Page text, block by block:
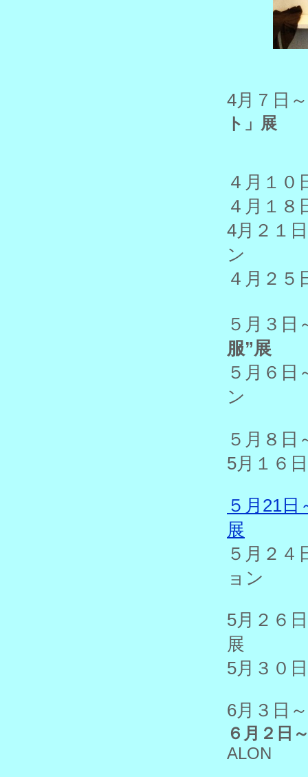
4月７日
ト」展
４月
４月１
4月２
ン
４月２
５月
服”展
５月
ン
５月
5月１
５月
展
５月２
ョン
5月２
展
5月３
6月
６月
ALON